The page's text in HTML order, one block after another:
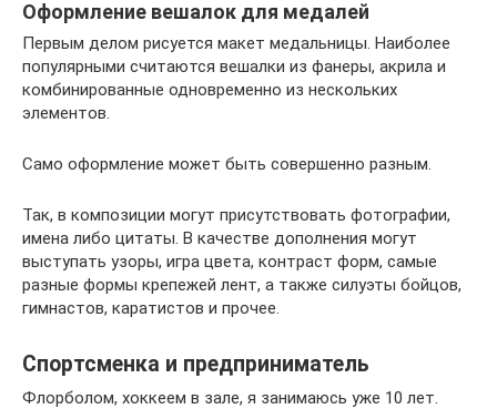
Оформление вешалок для медалей
Первым делом рисуется макет медальницы. Наиболее
популярными считаются вешалки из фанеры, акрила и
комбинированные одновременно из нескольких
элементов.
Само оформление может быть совершенно разным.
Так, в композиции могут присутствовать фотографии,
имена либо цитаты. В качестве дополнения могут
выступать узоры, игра цвета, контраст форм, самые
разные формы крепежей лент, а также силуэты бойцов,
гимнастов, каратистов и прочее.
Спортсменка и предприниматель
Флорболом, хоккеем в зале, я занимаюсь уже 10 лет.